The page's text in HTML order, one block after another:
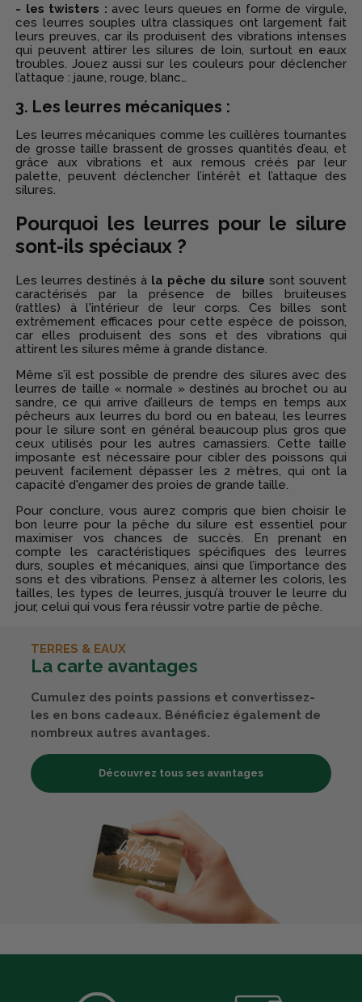
- les twisters : avec leurs queues en forme de virgule,
ces leurres souples ultra classiques ont largement fait
leurs preuves, car ils produisent des vibrations intenses
qui peuvent attirer les silures de loin, surtout en eaux
troubles. Jouez aussi sur les couleurs pour déclencher
l’attaque : jaune, rouge, blanc…
3. Les leurres mécaniques :
Les leurres mécaniques comme les cuillères tournantes
de grosse taille brassent de grosses quantités d’eau, et
grâce aux vibrations et aux remous créés par leur
palette, peuvent déclencher l’intérêt et l’attaque des
silures.
Pourquoi les leurres pour le silure
sont-ils spéciaux ?
Les leurres destinés à la pêche du silure sont souvent
caractérisés par la présence de billes bruiteuses
(rattles) à l'intérieur de leur corps. Ces billes sont
extrêmement efficaces pour cette espèce de poisson,
car elles produisent des sons et des vibrations qui
attirent les silures même à grande distance.
Même s’il est possible de prendre des silures avec des
leurres de taille « normale » destinés au brochet ou au
sandre, ce qui arrive d’ailleurs de temps en temps aux
pêcheurs aux leurres du bord ou en bateau, les leurres
pour le silure sont en général beaucoup plus gros que
ceux utilisés pour les autres carnassiers. Cette taille
imposante est nécessaire pour cibler des poissons qui
peuvent facilement dépasser les 2 mètres, qui ont la
capacité d'engamer des proies de grande taille.
Pour conclure, vous aurez compris que bien choisir le
bon leurre pour la pêche du silure est essentiel pour
maximiser vos chances de succès. En prenant en
compte les caractéristiques spécifiques des leurres
durs, souples et mécaniques, ainsi que l’importance des
sons et des vibrations. Pensez à alterner les coloris, les
tailles, les types de leurres, jusqu’à trouver le leurre du
jour, celui qui vous fera réussir votre partie de pêche.
TERRES & EAUX
La carte avantages
Cumulez des points passions et convertissez-
les en bons cadeaux. Bénéficiez également de
nombreux autres avantages.
Découvrez tous ses avantages